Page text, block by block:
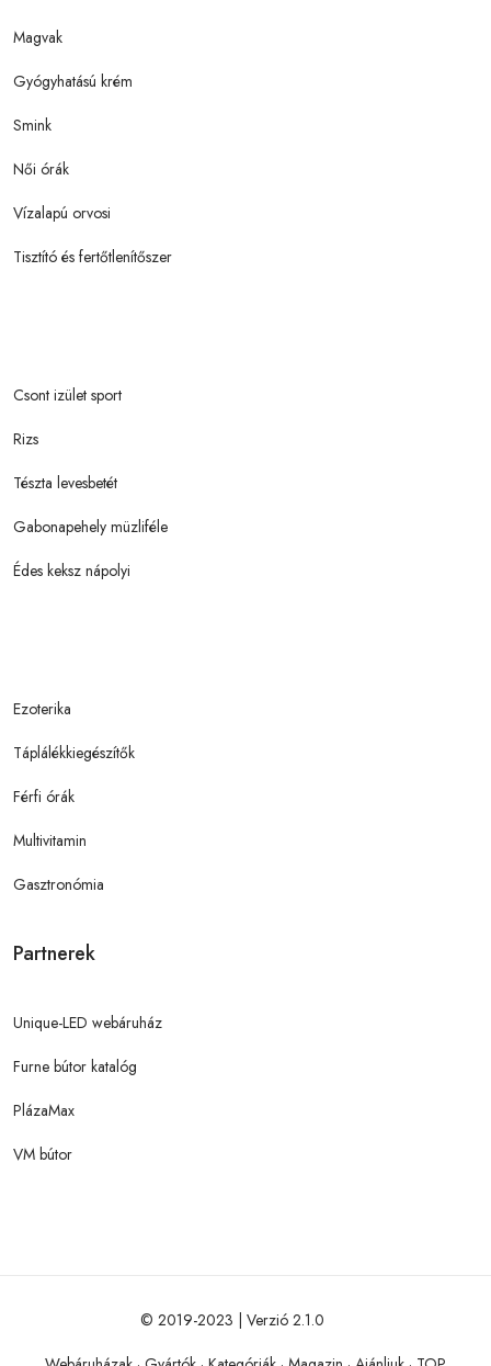
Magvak
Gyógyhatású krém
Smink
Női órák
Vízalapú orvosi
Tisztító és fertőtlenítőszer
Csont izület sport
Rizs
Tészta levesbetét
Gabonapehely müzliféle
Édes keksz nápolyi
Ezoterika
Táplálékkiegészítők
Férfi órák
Multivitamin
Gasztronómia
Partnerek
Unique-LED webáruház
Furne bútor katalóg
PlázaMax
VM bútor
© 2019-2023 | Verzió 2.1.0